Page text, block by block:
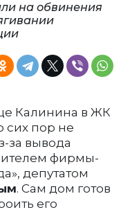
на обвинения
Калинина в ЖК
сих пор не
за вывода
фирмы-
депутатом
. Сам дом готов
его